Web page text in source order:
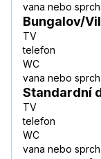
vana nebo
Bungalov/
TV
telefon
WC
vana nebo
Standardní
TV
telefon
WC
vana nebo